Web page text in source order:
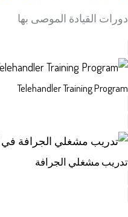
دورات القيادة الموصى بها
Telehandler Training Program
تدريب مشغلي الجرافة